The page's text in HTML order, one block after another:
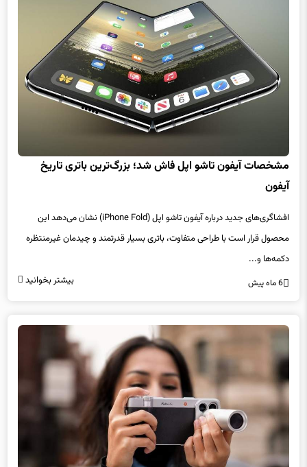
مشخصات آیفون تاشو اپل فاش شد؛ بزرگ‌ترین باتری تاریخ
آیفون
افشاگری‌های جدید درباره آیفون تاشو اپل (iPhone Fold) نشان می‌دهد این
محصول قرار است با طراحی متفاوت، باتری بسیار قدرتمند و چیدمان غیرمنتظره
دکمه‌ها و...
6 ماه پیش بیشتر بخوانید